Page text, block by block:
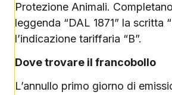
Protezione Animali.
leggenda “DAL 1871” la scritta
l’indicazione tariffaria “B”.
Dove trovare il francobollo
L’annullo primo giorno di